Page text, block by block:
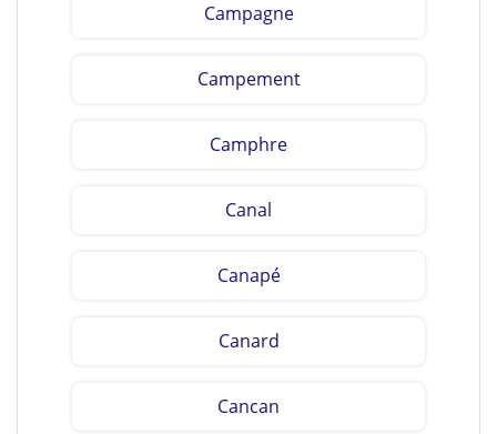
Campagne
Campement
Camphre
Canal
Canapé
Canard
Cancan